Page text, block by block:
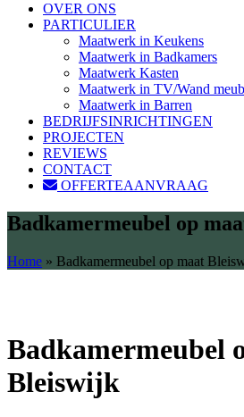
OVER ONS
PARTICULIER
Maatwerk in Keukens
Maatwerk in Badkamers
Maatwerk Kasten
Maatwerk in TV/Wand
Maatwerk in Barren
BEDRIJFSINRICHTINGEN
PROJECTEN
REVIEWS
CONTACT
OFFERTEAANVRAAG
Badkamermeubel op
Home » Badkamermeubel op maat
Badkamermeubel
Bleiswijk